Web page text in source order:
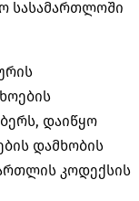
სასამართლოში
დაიწყო
დამხობის
კოდექსის